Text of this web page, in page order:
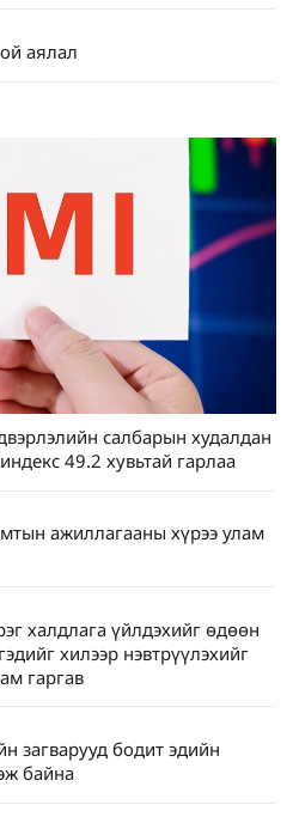
аялал
салбарын худалдан
49.2 хувьтай гарлаа
ажиллагааны хүрээ улам
халдлага үйлдэхийг өдөөн
хилээр нэвтрүүлэхийг
гаргав
загварууд бодит эдийн
байна